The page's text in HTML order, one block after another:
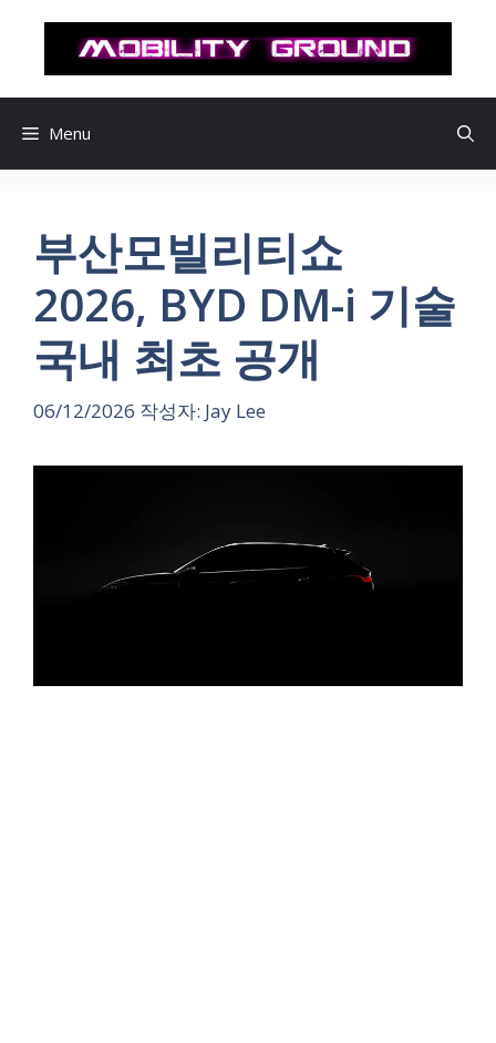
로
Menu
부산모빌리티쇼
2026, BYD DM-i 기술
국내 최초 공개
06/12/2026 작성자: Jay Lee